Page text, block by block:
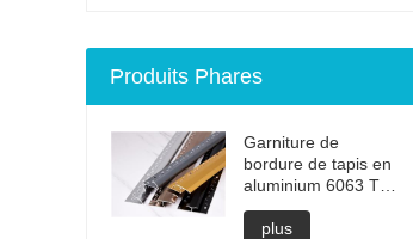
Produits Phares
Garniture de
bordure de tapis en
aluminium 6063 T6
trempé anodisé
plus